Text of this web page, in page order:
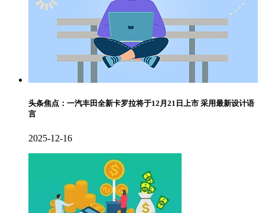
头条焦点：一汽丰田全新卡罗拉将于12月21日上市 采用最新设计语
言
2025-12-16